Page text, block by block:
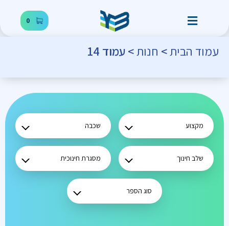
0
עמוד הבית> חנות> עמוד 14